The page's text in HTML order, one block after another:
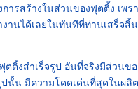
การสร้างในส่วนของฟุตติ้ง เพ
งานได้เลยในทันทีที่ท่านเสร็
ตติ้งสำเร็จรูป อันที่จริงมีส่วน
นั้น มีความโดดเด่นที่สุดในผ